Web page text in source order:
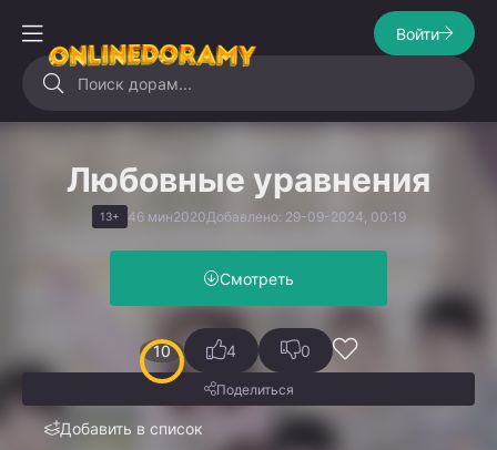
Войти
Любовные уравнения
13+ 46 мин2020Добавлено: 29-09-2024, 00:19
Смотреть
10
Добавить в список
4 0
Поделиться